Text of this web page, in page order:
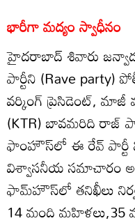
భారీగా మద్యం స్వాధీనం
హైదరాబాద్ శివారు
పార్టీని (Rave party)
వర్కింగ్ ప్రెసిడెంట్, మాజీ
(KTR) బావమరిది రాజ్
ఫాంహౌస్‌లో ఈ రేవ్ పార్టీ
విశ్వాసనీయ సమాచారం
ఫామ్‌హౌస్‌లో తనిఖీలు
14 మంది మహిళలు,35